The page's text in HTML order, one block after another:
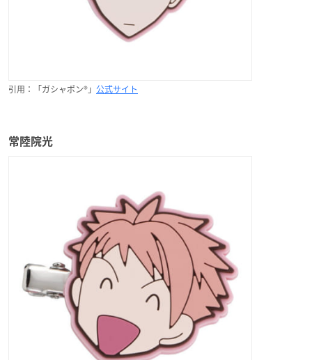
引用：「ガシャポン®」 公式サイト
常陸院光